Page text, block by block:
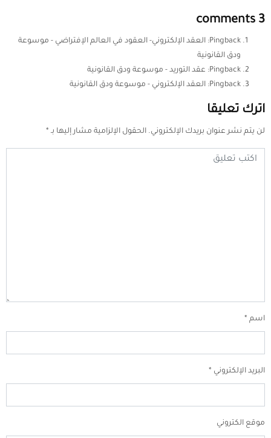
3 comments
Pingback: العقد الإلكتروني- العقود في العالم الإفتراضي - موسوعة
ودق القانونية
Pingback: عقد التوريد - موسوعة ودق القانونية
Pingback: العقد الإلكتروني - موسوعة ودق القانونية
اترك تعليقا
لن يتم نشر عنوان بريدك الإلكتروني. الحقول الإلزامية مشار إليها بـ *
اسم *
البريد الإلكتروني *
موقع الكتروني